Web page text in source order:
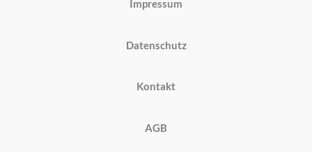
Impressum
Datenschutz
Kontakt
AGB